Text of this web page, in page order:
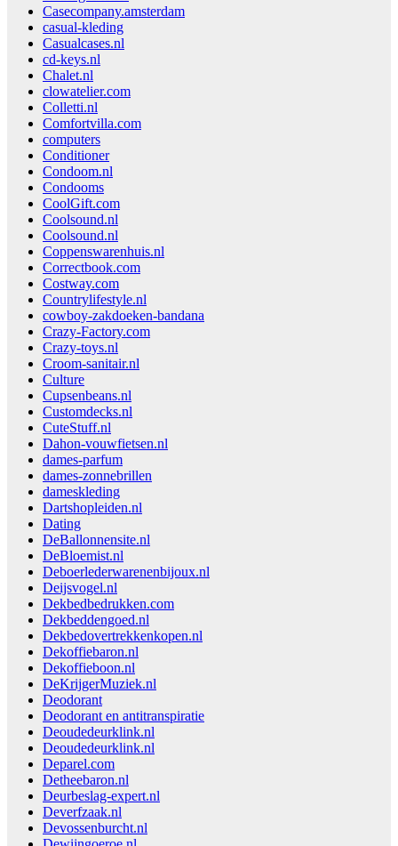
Casecompany.amsterdam
casual-kleding
Casualcases.nl
cd-keys.nl
Chalet.nl
clowatelier.com
Colletti.nl
Comfortvilla.com
computers
Conditioner
Condoom.nl
Condooms
CoolGift.com
Coolsound.nl
Coolsound.nl
Coppenswarenhuis.nl
Correctbook.com
Costway.com
Countrylifestyle.nl
cowboy-zakdoeken-bandana
Crazy-Factory.com
Crazy-toys.nl
Croom-sanitair.nl
Culture
Cupsenbeans.nl
Customdecks.nl
CuteStuff.nl
Dahon-vouwfietsen.nl
dames-parfum
dames-zonnebrillen
dameskleding
Dartshopleiden.nl
Dating
DeBallonnensite.nl
DeBloemist.nl
Deboerlederwarenenbijoux.nl
Deijsvogel.nl
Dekbedbedrukken.com
Dekbeddengoed.nl
Dekbedovertrekkenkopen.nl
Dekoffiebaron.nl
Dekoffieboon.nl
DeKrijgerMuziek.nl
Deodorant
Deodorant en antitranspiratie
Deoudedeurklink.nl
Deoudedeurklink.nl
Deparel.com
Detheebaron.nl
Deurbeslag-expert.nl
Deverfzaak.nl
Devossenburcht.nl